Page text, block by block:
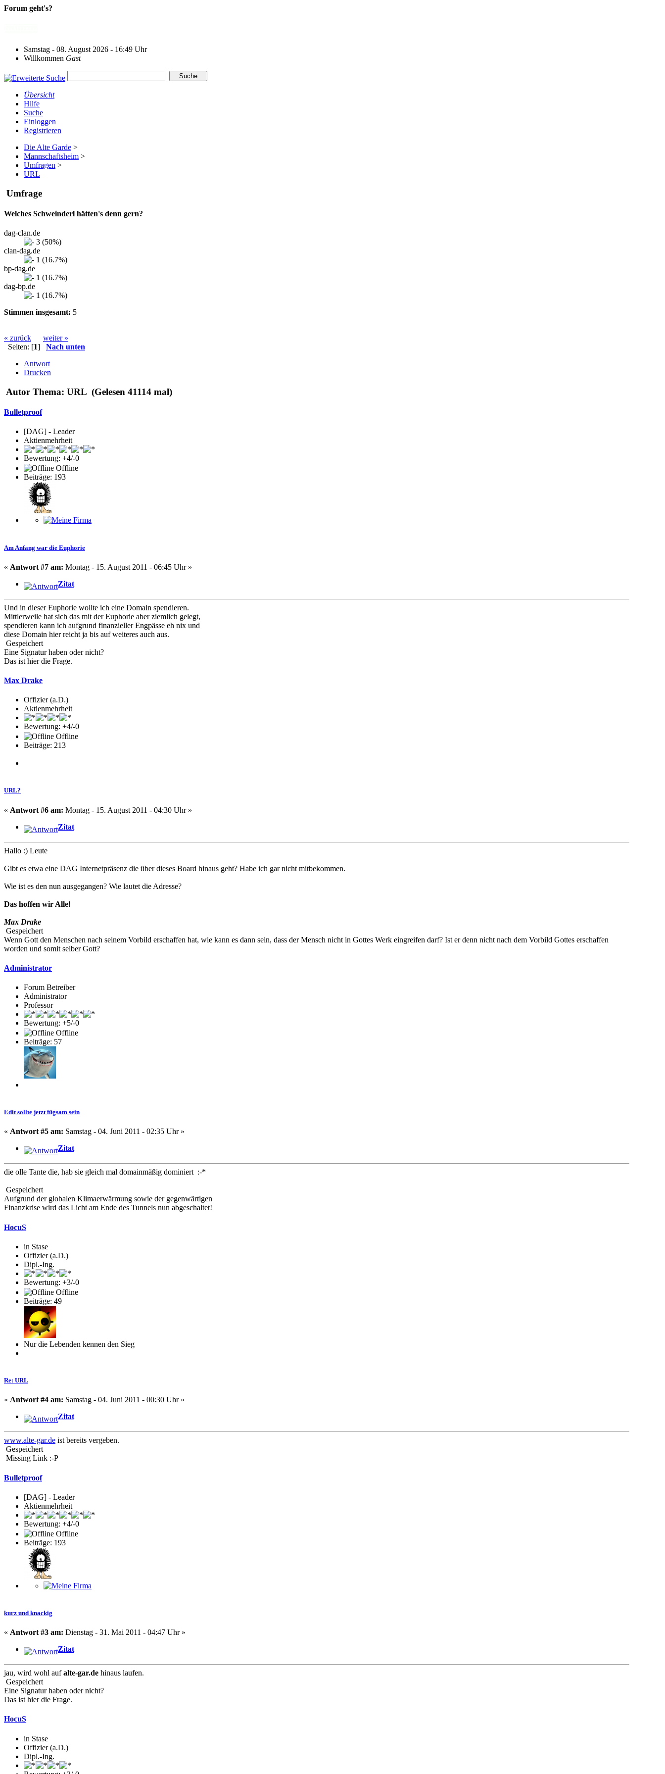
Forum geht's?
Samstag - 08. August 2026 - 16:49 Uhr
Willkommen Gast
Übersicht
Hilfe
Suche
Einloggen
Registrieren
Die Alte Garde >
Mannschaftsheim >
Umfragen >
URL
Umfrage
Welches Schweinderl hätten's denn gern?
dag-clan.de
3 (50%)
clan-dag.de
1 (16.7%)
bp-dag.de
1 (16.7%)
dag-bp.de
1 (16.7%)
Stimmen insgesamt: 5
« zurück
weiter »
Seiten: [1] Nach unten
Antwort
Drucken
Autor Thema: URL (Gelesen 41114 mal)
Bulletproof
[DAG] - Leader
Aktienmehrheit
Bewertung: +4/-0
Offline
Beiträge: 193
Am Anfang war die Euphorie
« Antwort #7 am: Montag - 15. August 2011 - 06:45 Uhr »
Zitat
Und in dieser Euphorie wollte ich eine Domain spendieren.
Mittlerweile hat sich das mit der Euphorie aber ziemlich gelegt,
spendieren kann ich aufgrund finanzieller Engpässe eh nix und
diese Domain hier reicht ja bis auf weiteres auch aus.
Gespeichert
Eine Signatur haben oder nicht?
Das ist hier die Frage.
Max Drake
Offizier (a.D.)
Aktienmehrheit
Bewertung: +4/-0
Offline
Beiträge: 213
URL?
« Antwort #6 am: Montag - 15. August 2011 - 04:30 Uhr »
Zitat
Hallo :) Leute
Gibt es etwa eine DAG Internetpräsenz die über dieses Board hinaus geht? Habe ich gar nicht mitbekommen.
Wie ist es den nun ausgegangen? Wie lautet die Adresse?
Das hoffen wir Alle!
Max Drake
Gespeichert
Wenn Gott den Menschen nach seinem Vorbild erschaffen hat, wie kann es dann sein, dass der Mensch nicht in Gottes Werk eingreifen darf? Ist er denn nicht nach dem Vorbild Gottes erschaffen
worden und somit selber Gott?
Administrator
Forum Betreiber
Administrator
Professor
Bewertung: +5/-0
Offline
Beiträge: 57
Edit sollte jetzt fügsam sein
« Antwort #5 am: Samstag - 04. Juni 2011 - 02:35 Uhr »
Zitat
die olle Tante die, hab sie gleich mal domainmäßig dominiert :-*
Gespeichert
Aufgrund der globalen Klimaerwärmung sowie der gegenwärtigen
Finanzkrise wird das Licht am Ende des Tunnels nun abgeschaltet!
HocuS
in Stase
Offizier (a.D.)
Dipl.-Ing.
Bewertung: +3/-0
Offline
Beiträge: 49
Nur die Lebenden kennen den Sieg
Re: URL
« Antwort #4 am: Samstag - 04. Juni 2011 - 00:30 Uhr »
Zitat
www.alte-gar.de ist bereits vergeben.
Gespeichert
Missing Link :-P
Bulletproof
[DAG] - Leader
Aktienmehrheit
Bewertung: +4/-0
Offline
Beiträge: 193
kurz und knackig
« Antwort #3 am: Dienstag - 31. Mai 2011 - 04:47 Uhr »
Zitat
jau, wird wohl aufalte-gar.de hinaus laufen.
Gespeichert
Eine Signatur haben oder nicht?
Das ist hier die Frage.
HocuS
in Stase
Offizier (a.D.)
Dipl.-Ing.